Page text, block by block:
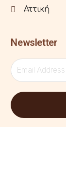
Αττική
Newsletter